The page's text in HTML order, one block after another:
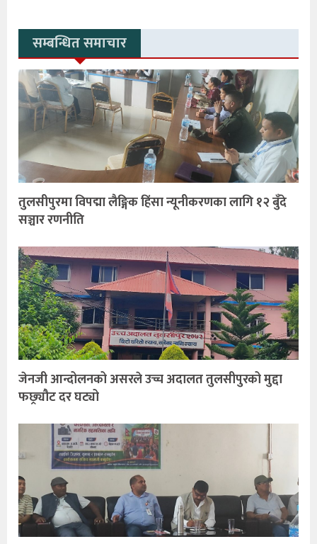
सम्बन्धित समाचार
तुलसीपुरमा विपद्मा लैङ्गिक हिंसा न्यूनीकरणका लागि १२ बुँदे
सञ्चार रणनीति
जेनजी आन्दोलनको असरले उच्च अदालत तुलसीपुरको मुद्दा
फछ्र्यौट दर घट्यो